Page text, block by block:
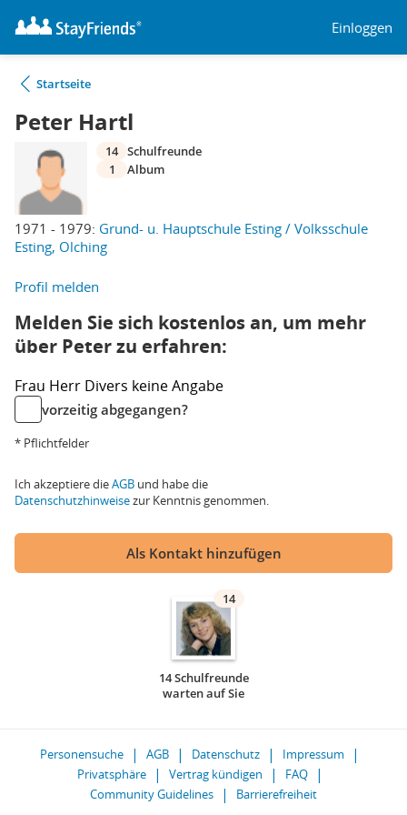
Einloggen
Startseite
Peter Hartl
1971 - 1979: Grund- u. Hauptschule Esting / Volksschule
Esting, Olching
14 Schulfreunde
1
Album
Profil melden
Melden Sie sich kostenlos an, um mehr
über Peter zu erfahren:
Frau Herr Divers keine Angabe
vorzeitig abgegangen?
* Pflichtfelder
Ich akzeptiere dieAGB und habe die
Datenschutzhinweisezur Kenntnis genommen.
Als Kontakt hinzufügen
14
14 Schulfreunde
warten auf Sie
Personensuche AGB Datenschutz
Impressum
Privatsphäre
Vertrag kündigen
FAQ
Community Guidelines
Barrierefreiheit